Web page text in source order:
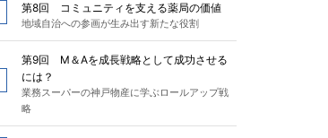
第8回 コミュニティを支える薬局の価値
地域自治への参画が生み出す新たな役割
第9回 M＆Aを成長戦略として成功させる
には？
業務スーパーの神戸物産に学ぶロールアップ戦
略